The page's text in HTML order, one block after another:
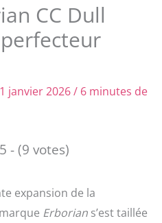
CC Dull
janvier 2026/ 6 minutes de
- (9 votes)
expansion de la
Erborian s’est taillée